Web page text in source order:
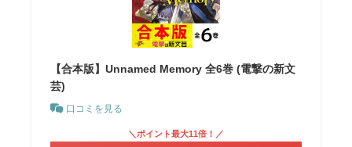
【合本版】Unnamed Memory 全6巻 (電撃の新文
芸)
口コミを見る
＼ポイント最大11倍！／